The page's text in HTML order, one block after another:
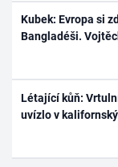
Kubek: Evropa si
Bangladéši.
Létající kůň:
uvízlo v